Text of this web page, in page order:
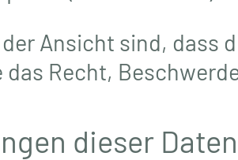
der Ansicht sind, dass
das Recht,
dieser